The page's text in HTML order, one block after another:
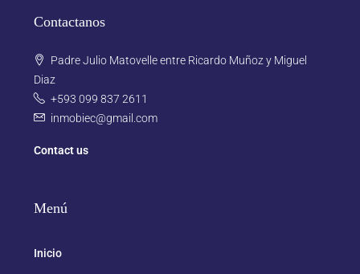
Contactanos
Padre Julio Matovelle entre Ricardo Muñoz y Miguel
Diaz
+593 099 837 2611
inmobiec@gmail.com
Contact us
Menú
Inicio